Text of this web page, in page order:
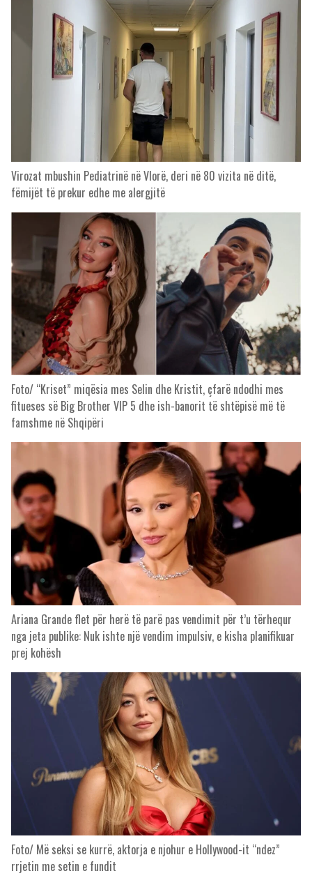
Virozat mbushin Pediatrinë në Vlorë, deri në 80 vizita në ditë,
fëmijët të prekur edhe me alergjitë
Foto/ “Kriset” miqësia mes Selin dhe Kristit, çfarë ndodhi mes
fitueses së Big Brother VIP 5 dhe ish-banorit të shtëpisë më të
famshme në Shqipëri
Ariana Grande flet për herë të parë pas vendimit për t’u tërhequr
nga jeta publike: Nuk ishte një vendim impulsiv, e kisha planifikuar
prej kohësh
Foto/ Më seksi se kurrë, aktorja e njohur e Hollywood-it “ndez”
rrjetin me setin e fundit